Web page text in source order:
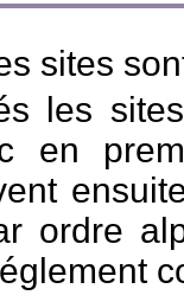
sites
les
en
ordre